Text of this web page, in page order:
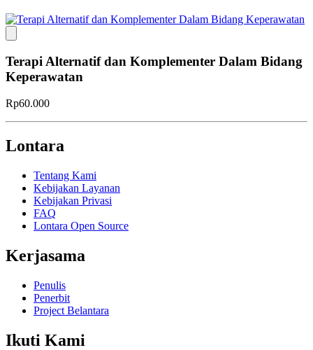
Terapi Alternatif dan Komplementer Dalam Bidang
Keperawatan
Rp60.000
Lontara
Tentang Kami
Kebijakan Layanan
Kebijakan Privasi
FAQ
Lontara Open Source
Kerjasama
Penulis
Penerbit
Project Belantara
Ikuti Kami